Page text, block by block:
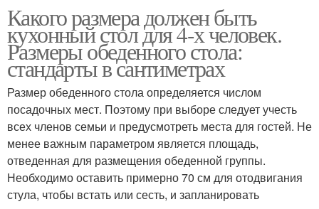
Какого размера должен быть
кухонный стол для 4-х человек.
Размеры обеденного стола:
стандарты в сантиметрах
Размер обеденного стола определяется числом
посадочных мест. Поэтому при выборе следует учесть
всех членов семьи и предусмотреть места для гостей. Не
менее важным параметром является площадь,
отведенная для размещения обеденной группы.
Необходимо оставить примерно 70 см для отодвигания
стула, чтобы встать или сесть, и запланировать